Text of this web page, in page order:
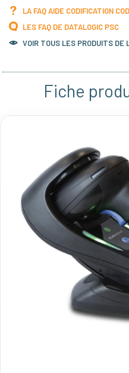
LA FAQ AIDE CODIFICATION
LES FAQ DE DATALOGIC PSC
VOIR TOUS LES PRODUITS DE
Fiche